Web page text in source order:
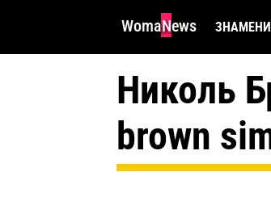
WomaNews
Николь
brown